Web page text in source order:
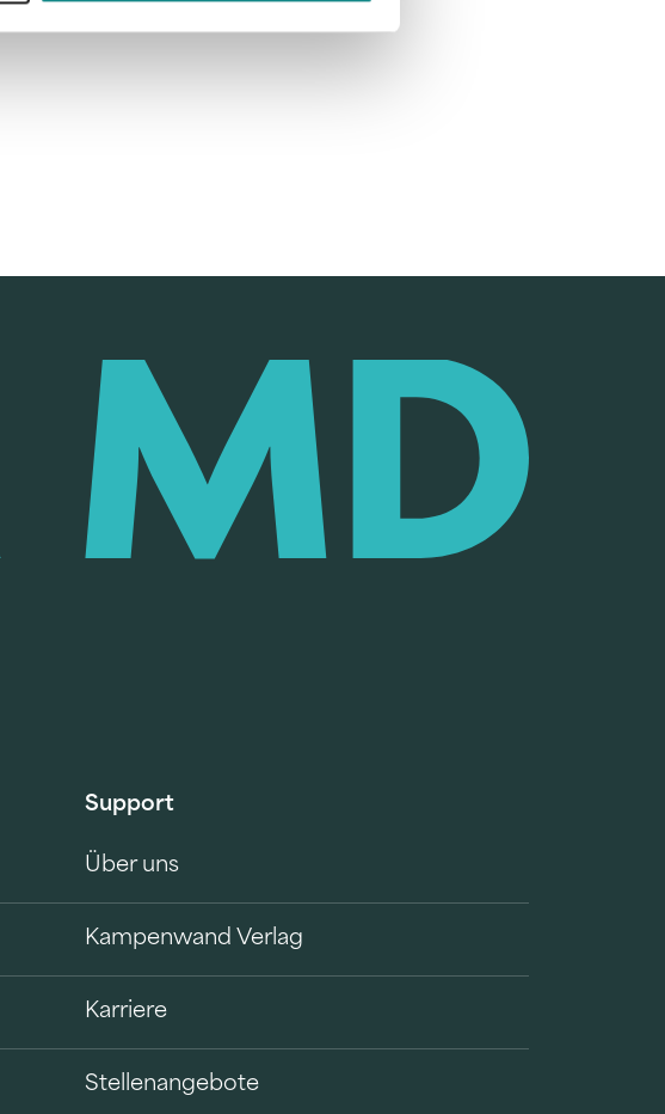
Support
Über uns
Kampenwand Verlag
Karriere
Stellenangebote